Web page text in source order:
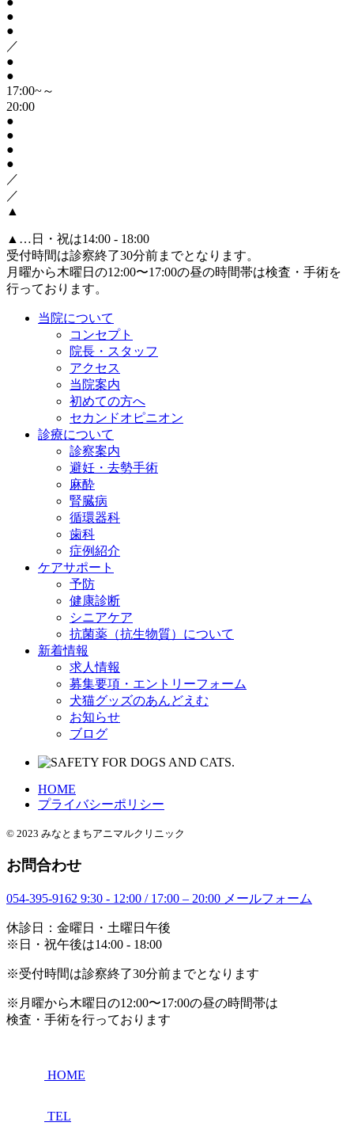
●
●
／
●
●
17:00~～
20:00
●
●
●
●
／
／
▲
▲ …日・祝は14:00 - 18:00
受付時間は診察終了30分前までとなります。
月曜から木曜日の12:00〜17:00の昼の時間帯は検査・手術を
行っております。
当院について
コンセプト
院長・スタッフ
アクセス
当院案内
初めての方へ
セカンドオピニオン
診療について
診察案内
避妊・去勢手術
麻酔
腎臓病
循環器科
歯科
症例紹介
ケアサポート
予防
健康診断
シニアケア
抗菌薬（抗生物質）について
新着情報
求人情報
募集要項・エントリーフォーム
犬猫グッズのあんどえむ
お知らせ
ブログ
HOME
プライバシーポリシー
© 2023 みなとまちアニマルクリニック
お問合わせ
054-395-9162 9:30 - 12:00 / 17:00 – 20:00 メールフォーム
休診日：金曜日・土曜日午後
※日・祝午後は14:00 - 18:00
※受付時間は診察終了30分前までとなります
※月曜から木曜日の12:00〜17:00の昼の時間帯は
検査・手術を行っております
HOME
TEL